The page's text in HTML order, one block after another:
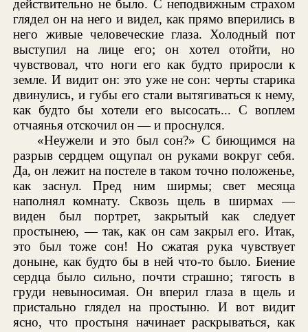
действительно не было. С неподвижным страхом
глядел он на него и видел, как прямо вперились в
него живые человеческие глаза. Холодный пот
выступил на лице его; он хотел отойти, но
чувствовал, что ноги его как будто приросли к
земле. И видит он: это уже не сон: черты старика
двинулись, и губы его стали вытягиваться к нему,
как будто бы хотели его высосать... С воплем
отчаянья отскочил он — и проснулся.
«Неужели и это был сон?» С биющимся на
разрыв сердцем ощупал он руками вокруг себя.
Да, он лежит на постеле в таком точно положенье,
как заснул. Пред ним ширмы; свет месяца
наполнял комнату. Сквозь щель в ширмах —
виден был портрет, закрытый как следует
простынею, — так, как он сам закрыл его. Итак,
это был тоже сон! Но сжатая рука чувствует
доныне, как будто бы в ней что-то было. Биение
сердца было сильно, почти страшно; тягость в
груди невыносимая. Он вперил глаза в щель и
пристально глядел на простыню. И вот видит
ясно, что простыня начинает раскрываться, как